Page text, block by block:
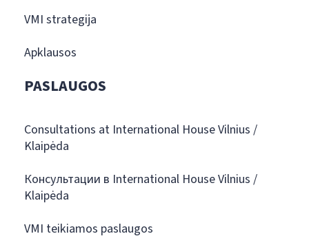
VMI strategija
Apklausos
PASLAUGOS
Consultations at International House Vilnius /
Klaipėda
Консультации в International House Vilnius /
Klaipėda
VMI teikiamos paslaugos